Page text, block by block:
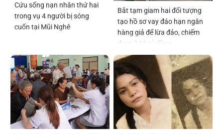
Cứu sống nạn nhân thứ hai
trong vụ 4 người bị sóng
cuốn tại Mũi Nghê
Bắt tạm giam hai đối tượng
tạo hồ sơ vay đáo hạn ngân
hàng giả để lừa đảo, chiếm
đoạt 7,13 tỷ đồng